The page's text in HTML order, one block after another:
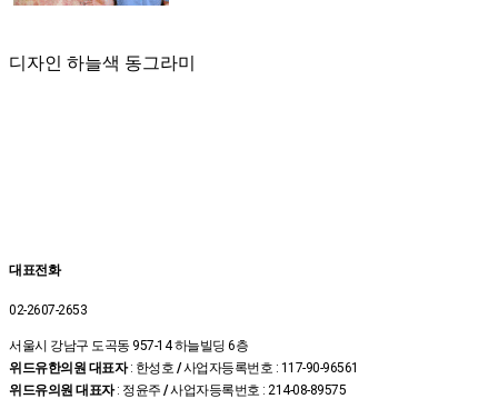
디자인 하늘색 동그라미
대표전화
02-2607-2653
서울시 강남구 도곡동 957-14 하늘빌딩 6층
위드유한의원 대표자: 한성호 /사업자등록번호 : 117-90-96561
위드유의원 대표자: 정윤주 /사업자등록번호 : 214-08-89575